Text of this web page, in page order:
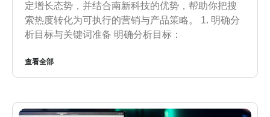
定增长态势，并结合南新科技的优势，帮助你把搜
索热度转化为可执行的营销与产品策略。 1. 明确分
析目标与关键词准备 明确分析目标：
查看全部